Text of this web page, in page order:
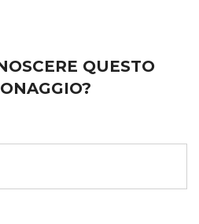
QUESTO